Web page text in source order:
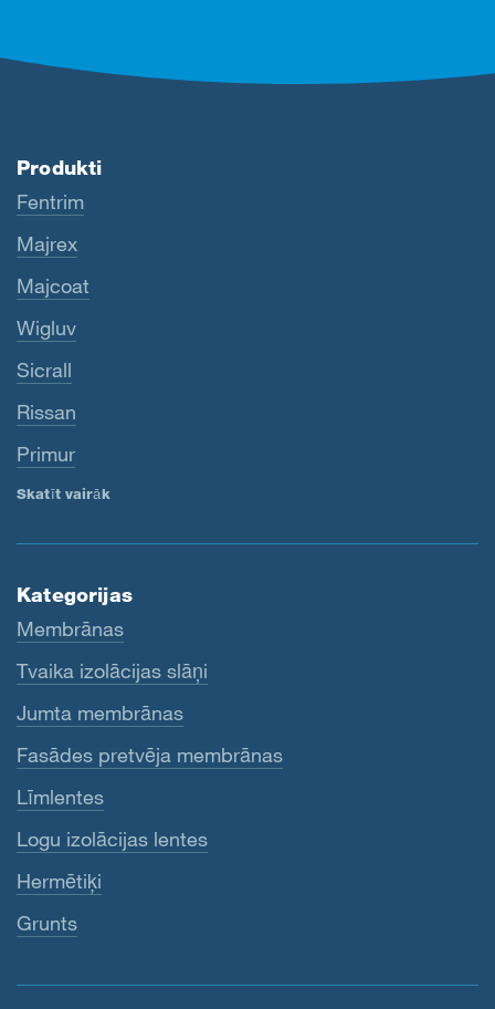
Produkti
Fentrim
Majrex
Majcoat
Wigluv
Sicrall
Rissan
Primur
Skatīt vairāk
Kategorijas
Membrānas
Tvaika izolācijas slāņi
Jumta membrānas
Fasādes pretvēja membrānas
Līmlentes
Logu izolācijas lentes
Hermētiķi
Grunts